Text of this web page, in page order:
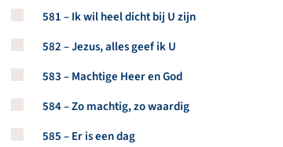
Koop een stuk van dit artikel
581 – Ik wil heel dicht bij U zijn
Koop een stuk van dit artikel
582 – Jezus, alles geef ik U
Koop een stuk van dit artikel
583 – Machtige Heer en God
Koop een stuk van dit artikel
584 – Zo machtig, zo waardig
Koop een stuk van dit artikel
585 – Er is een dag